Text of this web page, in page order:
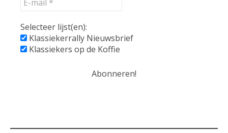
Selecteer lijst(en):
Klassiekerrally Nieuwsbrief
Klassiekers op de Koffie